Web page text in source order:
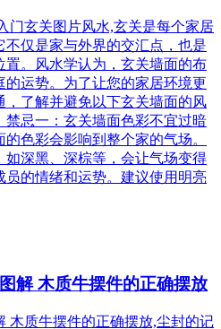
门玄关图片风水,玄关是每个家居
不仅是家与外界的交汇点，也是
置。风水学认为，玄关墙面的布
的运势。为了让您的家居环境更
，了解并避免以下玄关墙面的风
禁忌一：玄关墙面色彩不宜过暗
色彩会影响到整个家的气场。
如深黑、深棕等，会让气场变得
员的情绪和运势。建议使用明亮
解 木质牛摆件的正确摆放
木质牛摆件的正确摆放,尘封的记